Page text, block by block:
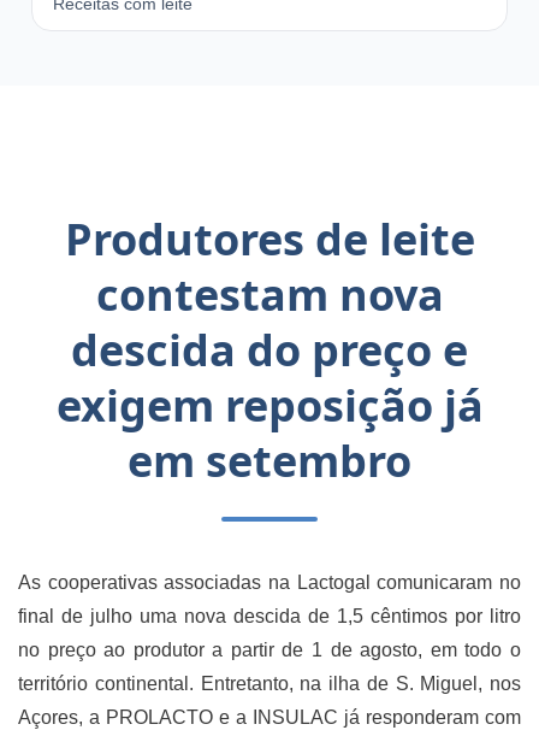
Produtores de leite
contestam nova
descida do preço e
exigem reposição já
em setembro
As cooperativas associadas na Lactogal comunicaram no
final de julho uma nova descida de 1,5 cêntimos por litro
no preço ao produtor a partir de 1 de agosto, em todo o
território continental. Entretanto, na ilha de S. Miguel, nos
Açores, a PROLACTO e a INSULAC já responderam com